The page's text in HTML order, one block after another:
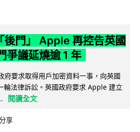
後門」 Apple 再控告英國
爭議延燒逾 1 年
府要求取得用戶加密資料一事，向英國
輪法律訴訟。英國政府要求 Apple 建立
閱讀全文
享